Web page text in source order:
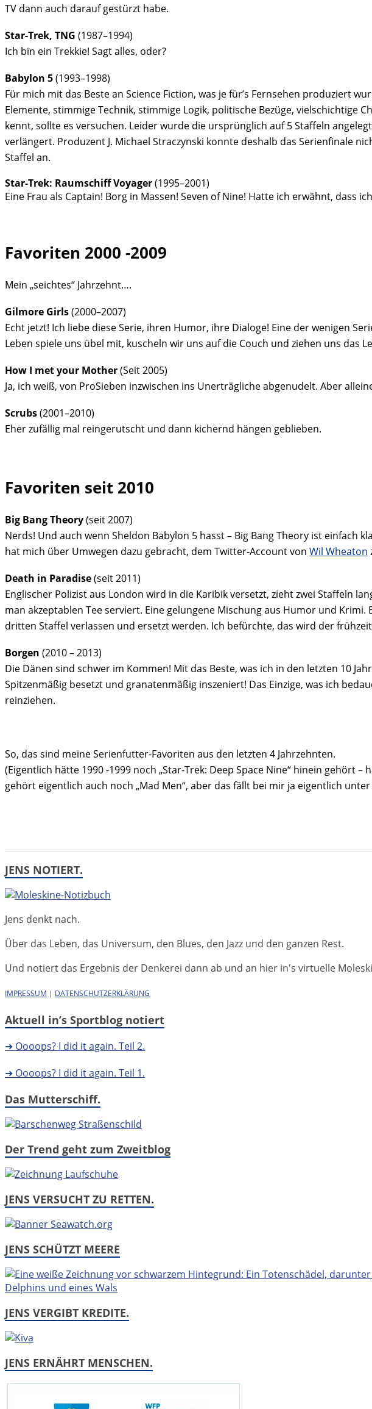
TV dann auch darauf gestürzt habe.
Star-Trek, TNG (1987–1994)
Ich bin ein Trekkie! Sagt alles, oder?
Babylon 5(1993–1998)
Für mich mit das Beste an Science Fiction, was je für’s Fernsehen produziert
Elemente, stimmige Technik, stimmige Logik, politische Bezüge, vielschichtige
kennt, sollte es versuchen. Leider wurde die ursprünglich auf 5 Staffeln
verlängert. Produzent J. Michael Straczynski konnte deshalb das Serienfinale
Staffel an.
Star-Trek: Raumschiff Voyager(1995–2001)
Eine Frau als Captain! Borg in Massen! Seven of Nine! Hatte ich erwähnt, dass
Favoriten 2000 -2009
Mein „seichtes“ Jahrzehnt….
Gilmore Girls(2000–2007)
Echt jetzt! Ich liebe diese Serie, ihren Humor, ihre Dialoge! Eine der wenigen
Leben spiele uns übel mit, kuscheln wir uns auf die Couch und ziehen uns das
How I met your Mother(Seit 2005)
Ja, ich weiß, von ProSieben inzwischen ins Unerträgliche abgenudelt. Aber
Scrubs(2001–2010)
Eher zufällig mal reingerutscht und dann kichernd hängen geblieben.
Favoriten seit 2010
Big Bang Theory(seit 2007)
Nerds! Und auch wenn Sheldon Babylon 5 hasst – Big Bang Theory ist einfach
hat mich über Umwegen dazu gebracht, dem Twitter-Account von Wil Wheaton
Death in Paradise(seit 2011)
Englischer Polizist aus London wird in die Karibik versetzt, zieht zwei Staffeln
man akzeptablen Tee serviert. Eine gelungene Mischung aus Humor und
dritten Staffel verlassen und ersetzt werden. Ich befürchte, das wird der
Borgen (2010 – 2013)
Die Dänen sind schwer im Kommen! Mit das Beste, was ich in den letzten 10
Spitzenmäßig besetzt und granatenmäßig inszeniert! Das Einzige, was ich
reinziehen.
So, das sind meine Serienfutter-Favoriten aus den letzten 4 Jahrzehnten.
(Eigentlich hätte 1990 -1999 noch „Star-Trek: Deep Space Nine“ hinein gehört
gehört eigentlich auch noch „Mad Men“, aber das fällt bei mir ja eigentlich
JENS NOTIERT.
Jens denkt nach.
Über das Leben, das Universum, den Blues, den Jazz und den ganzen Rest.
Und notiert das Ergebnis der Denkerei dann ab und an hier in's virtuelle
IMPRESSUM | DATENSCHUTZERKLÄRUNG
Aktuell in’s Sportblog notiert
➜ Oooops? I did it again. Teil 2.
➜ Oooops? I did it again. Teil 1.
Das Mutterschiff.
Der Trend geht zum Zweitblog
JENS VERSUCHT ZU RETTEN.
JENS SCHÜTZT MEERE
JENS VERGIBT KREDITE.
JENS ERNÄHRT MENSCHEN.